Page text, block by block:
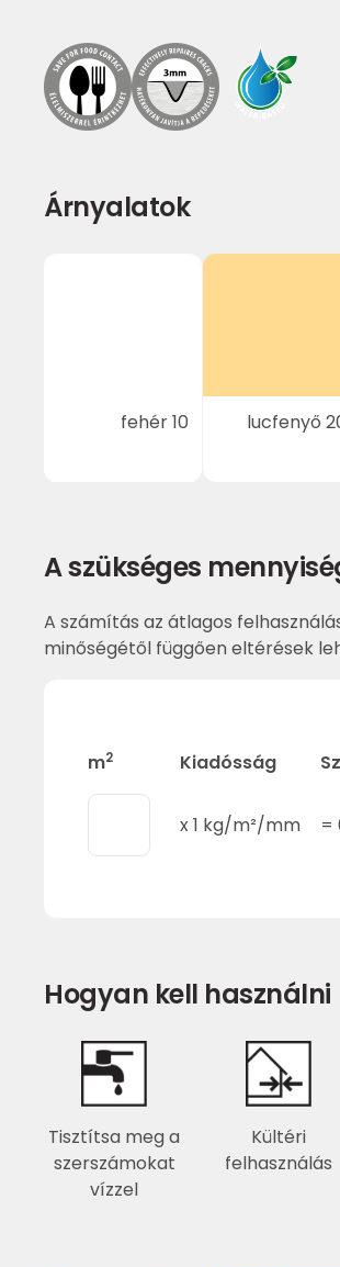
Árnyalatok
fehér 10 lucfenyő
A szükséges
A számítás az átlagos
minőségétől függően eltérések
m2 Kiadósság
x1 kg/m²/mm =
Hogyan kell használni
Tisztítsa meg a
szerszámokat
vízzel
Kültéri
felhasználás